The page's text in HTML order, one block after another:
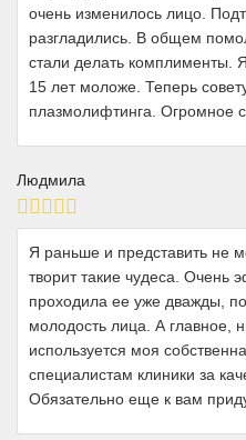
очень изменилось лицо.
разгладились. В общем
стали делать комплименты.
15 лет моложе. Теперь
плазмолифтинга. Огромное
Людмила
Я раньше и представить не
творит такие чудеса. Очень
проходила ее уже дважды,
молодость лица. А главное,
используется моя
специалистам клиники за
Обязательно еще к вам